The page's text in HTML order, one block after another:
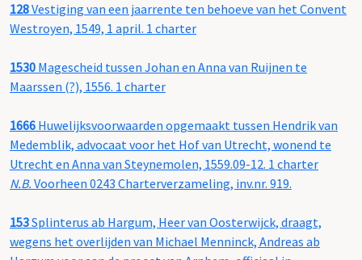
128Vestiging van een jaarrente ten behoeve van het Convent
Westroyen, 1549, 1 april. 1 charter
1530 Magescheid tussen Johan en Anna van Ruijnen te
Maarssen (?), 1556. 1 charter
1666 Huwelijksvoorwaarden opgemaakt tussen Hendrik van
Medemblik, advocaat voor het Hof van Utrecht, wonend te
Utrecht en Anna van Steynemolen, 1559.09-12. 1 charter
N.B. Voorheen 0243 Charterverzameling, inv.nr. 919.
153Splinterus ab Hargum, Heer van Oosterwijck, draagt,
wegens het overlijden van Michael Menninck, Andreas ab